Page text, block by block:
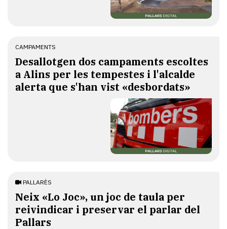
CAMPAMENTS
​Desallotgen dos campaments escoltes
a Alins per les tempestes i l'alcalde
alerta que s'han vist «desbordats»
PALLARÈS
​Neix «Lo Joc», un joc de taula per
reivindicar i preservar el parlar del
Pallars